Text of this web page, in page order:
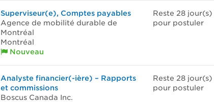
Superviseur(e), Comptes payables
Agence de mobilité durable de
Montréal
Montréal
Nouveau
Reste 28 jour(s)
pour postuler
Analyste financier(-ière) – Rapports
et commissions
Boscus Canada Inc.
Reste 28 jour(s)
pour postuler